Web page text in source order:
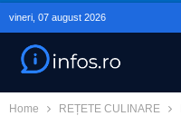
vineri, 07 august 2026
Home REȚETE CULINARE